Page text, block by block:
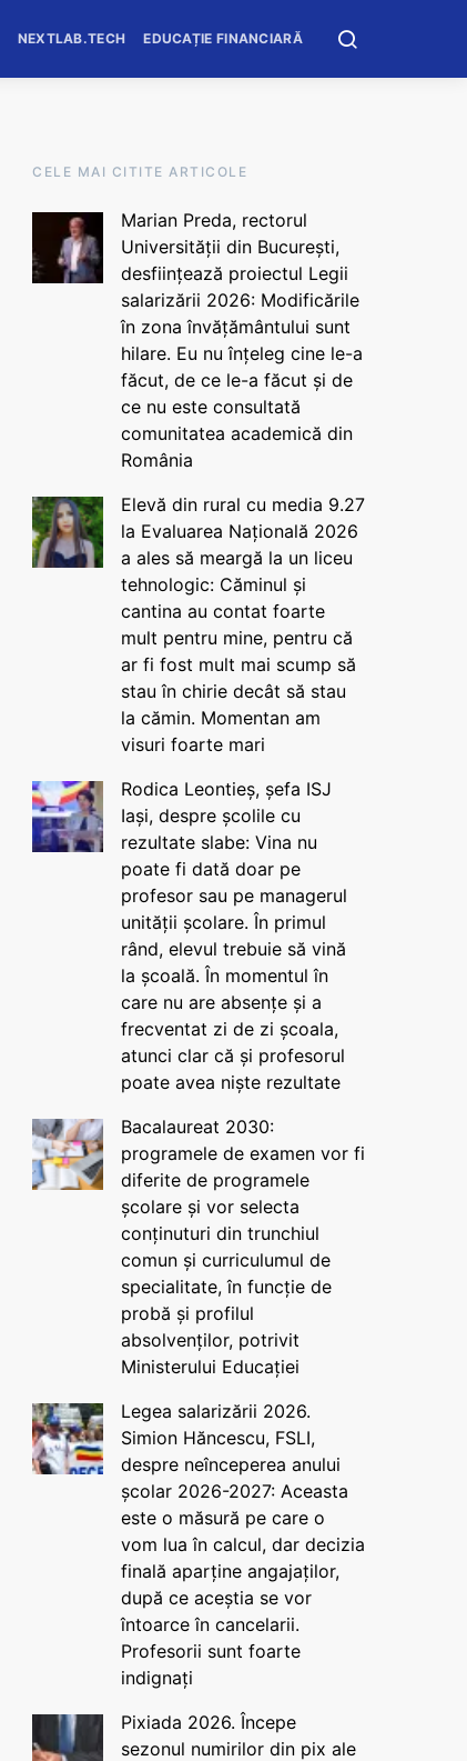
NEXTLAB.TECH EDUCAȚIE FINANCIARĂ
CELE MAI CITITE ARTICOLE
Marian Preda, rectorul
Universității din București,
desființează proiectul Legii
salarizării 2026: Modificările
în zona învățământului sunt
hilare. Eu nu înțeleg cine le-a
făcut, de ce le-a făcut și de
ce nu este consultată
comunitatea academică din
România
Elevă din rural cu media 9.27
la Evaluarea Națională 2026
a ales să meargă la un liceu
tehnologic: Căminul și
cantina au contat foarte
mult pentru mine, pentru că
ar fi fost mult mai scump să
stau în chirie decât să stau
la cămin. Momentan am
visuri foarte mari
Rodica Leontieș, șefa ISJ
Iași, despre școlile cu
rezultate slabe: Vina nu
poate fi dată doar pe
profesor sau pe managerul
unității școlare. În primul
rând, elevul trebuie să vină
la școală. În momentul în
care nu are absențe și a
frecventat zi de zi școala,
atunci clar că și profesorul
poate avea niște rezultate
Bacalaureat 2030:
programele de examen vor fi
diferite de programele
școlare și vor selecta
conținuturi din trunchiul
comun și curriculumul de
specialitate, în funcție de
probă și profilul
absolvenților, potrivit
Ministerului Educației
Legea salarizării 2026.
Simion Hăncescu, FSLI,
despre neînceperea anului
școlar 2026-2027: Aceasta
este o măsură pe care o
vom lua în calcul, dar decizia
finală aparține angajaților,
după ce aceștia se vor
întoarce în cancelarii.
Profesorii sunt foarte
indignați
Pixiada 2026. Începe
sezonul numirilor din pix ale